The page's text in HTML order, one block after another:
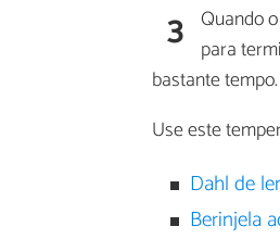
3 Quando o
para
bastante tempo.
Use este
Dahl de
Berinjela